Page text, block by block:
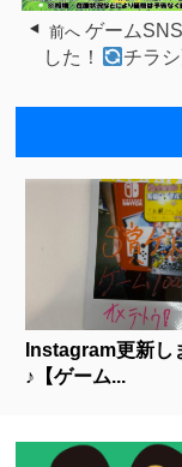
前へ ゲーム
した！
チラ
Instagram更新し
♪【ゲーム...